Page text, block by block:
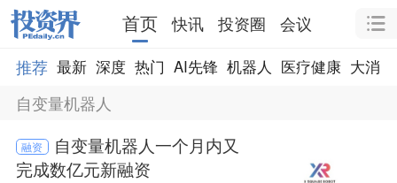
首页 快讯 投资圈
会议
推荐 最新 深度 热门 AI先锋 机器人 医疗健康 大消费
自变量机器人
融资
自变量机器人一个月内又
完成数亿元新融资